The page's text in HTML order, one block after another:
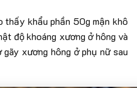
thấy khẩu phần 50g mận khô
độ khoáng xương ở hông và
xương hông ở phụ nữ sau